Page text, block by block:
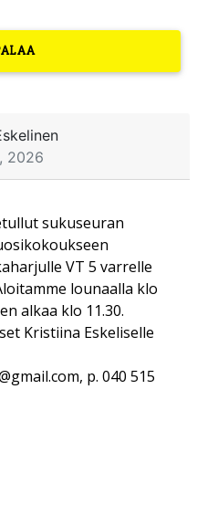
2026
sukuseuran
VT 5 varrelle
lounaalla klo
alkaa klo 11.30.
Kristiina Eskeliselle
p. 040 515